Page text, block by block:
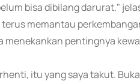
bisa dibilang darurat,"
memantau
menekankan pentingnya
itu yang saya takut.